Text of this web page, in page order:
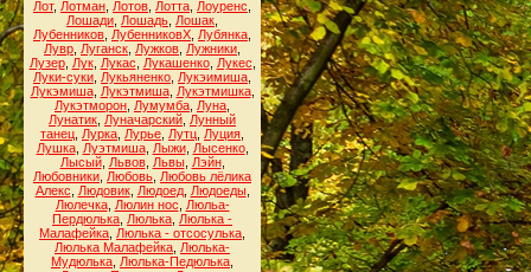
Лот, Лотман Лотов Лотта Лоуренс
Лошади Лошадь Лошак
Лубенников ЛубенниковХ Лубянка
Лувр Луганск Лужков Лужники
Лузер, Лук, Лукас Лукашенко, Лукес
Луки-суки Лукьяненко Лукэимиша
Лукэмиша, Лукэтмиша, Лукэтмишка,
Лукэтморон Лумумба Луна
Лунатик Луначарский Лунный
танец Лурка Лурье Лутц Луция
Лушка, Луэтмиша, Лыжи, Лысенко,
Лысый, Львов, Львы, Лэйн,
Любовники Любовь Любовь лёлика
Алекс
Людовик, Людоед, Людоеды,
Люлечка, Люлин нос
Люльа-
Пердюлька Люлька Люлька -
Малафейка Люлька - отсосулька
Люлька Малафейка Люлька-
Мудюлька Люлька-Педюлька